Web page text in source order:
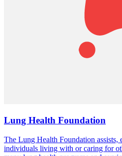
Lung Health Foundation
The Lung Health Foundation assists,
individuals living with or caring for